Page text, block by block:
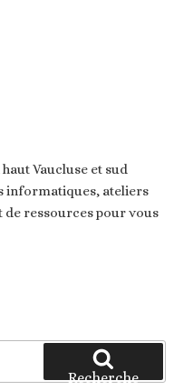
Vaucluse et sud
informatiques, ateliers
de ressources pour vous
Recherche